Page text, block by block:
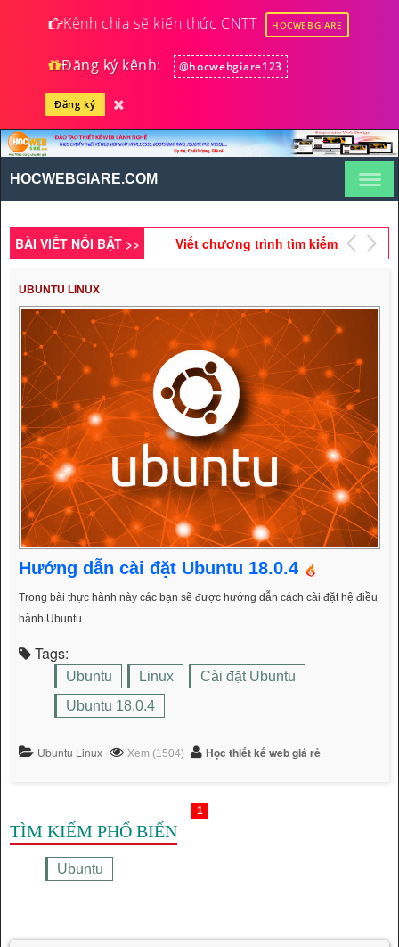
Kênh chia sẽ kiến thức CNTT HOCWEBGIARE
Đăng ký kênh: @hocwebgiare123
Đăng ký
HOCWEBGIARE.COM
BÀI VIẾT NỔI BẬT >>
Thiết kế giao diện website
tin tức bằng
18)
RWD, PHP, MySQL (Phần
4)
Viết chương trình tìm kiếm
từ trong chuỗi bằng PHP
hàng online (Phần 12)
Bài 5 - Cách sử dụng công
cụ Pen tool trong
Fireworks CS6
UBUNTU LINUX
Hướng dẫn cài đặt Ubuntu 18.0.4
Trong bài thực hành này các bạn sẽ được hướng dẫn cách cài đặt hệ điều
hành Ubuntu
Tags:
Ubuntu Linux
Cài đặt Ubuntu
Ubuntu 18.0.4
Ubuntu Linux Xem (1504) Học thiết kế web giá rẻ
1
TÌM KIẾM PHỔ BIẾN
Ubuntu